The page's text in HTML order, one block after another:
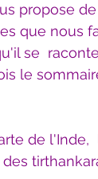
livres
Littérature
propose
que nous
se
le
de l'Inde,